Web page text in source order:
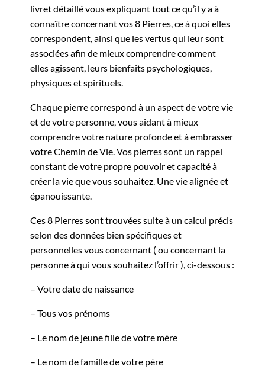
livret détaillé vous expliquant tout ce qu’il y a à
connaître concernant vos 8 Pierres, ce à quoi elles
correspondent, ainsi que les vertus qui leur sont
associées afin de mieux comprendre comment
elles agissent, leurs bienfaits psychologiques,
physiques et spirituels.
Chaque pierre correspond à un aspect de votre vie
et de votre personne, vous aidant à mieux
comprendre votre nature profonde et à embrasser
votre Chemin de Vie. Vos pierres sont un rappel
constant de votre propre pouvoir et capacité à
créer la vie que vous souhaitez. Une vie alignée et
épanouissante.
Ces 8 Pierres sont trouvées suite à un calcul précis
selon des données bien spécifiques et
personnelles vous concernant ( ou concernant la
personne à qui vous souhaitez l’offrir ), ci-dessous :
– Votre date de naissance
– Tous vos prénoms
– Le nom de jeune fille de votre mère
– Le nom de famille de votre père